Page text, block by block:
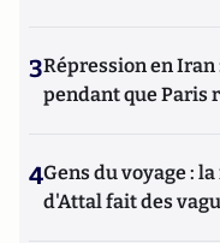
3Répression en Iran
pendant que Paris
4Gens du voyage :
d'Attal fait des